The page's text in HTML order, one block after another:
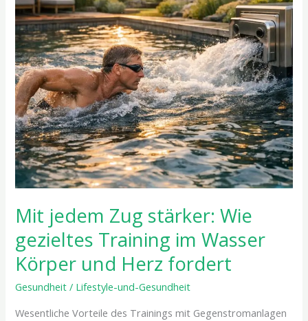
Mit jedem Zug stärker: Wie
gezieltes Training im Wasser
Körper und Herz fordert
Gesundheit / Lifestyle-und-Gesundheit
Wesentliche Vorteile des Trainings mit Gegenstromanlagen
gezieltes
Training
im
Wasser
Körper
und
Herz
fordert